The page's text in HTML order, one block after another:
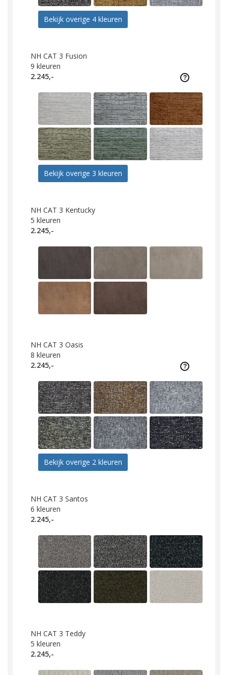
Bekijk overige 4 kleuren
NH CAT 3 Fusion
9 kleuren
2.245,-
Bekijk overige 3 kleuren
NH CAT 3 Kentucky
5 kleuren
2.245,-
NH CAT 3 Oasis
8 kleuren
2.245,-
Bekijk overige 2 kleuren
NH CAT 3 Santos
6 kleuren
2.245,-
NH CAT 3 Teddy
5 kleuren
2.245,-